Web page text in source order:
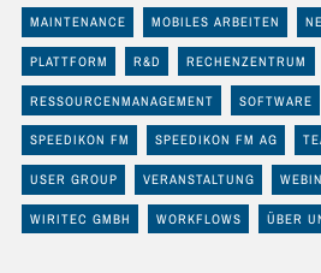
MAINTENANCE MOBILES ARBEITEN
PLATTFORM R&D RECHENZENTRUM
RESSOURCENMANAGEMENT SOFTWARE
SPEEDIKON FM SPEEDIKON FM AG
USER GROUP VERANSTALTUNG
WIRITEC GMBH WORKFLOWS ÜBER